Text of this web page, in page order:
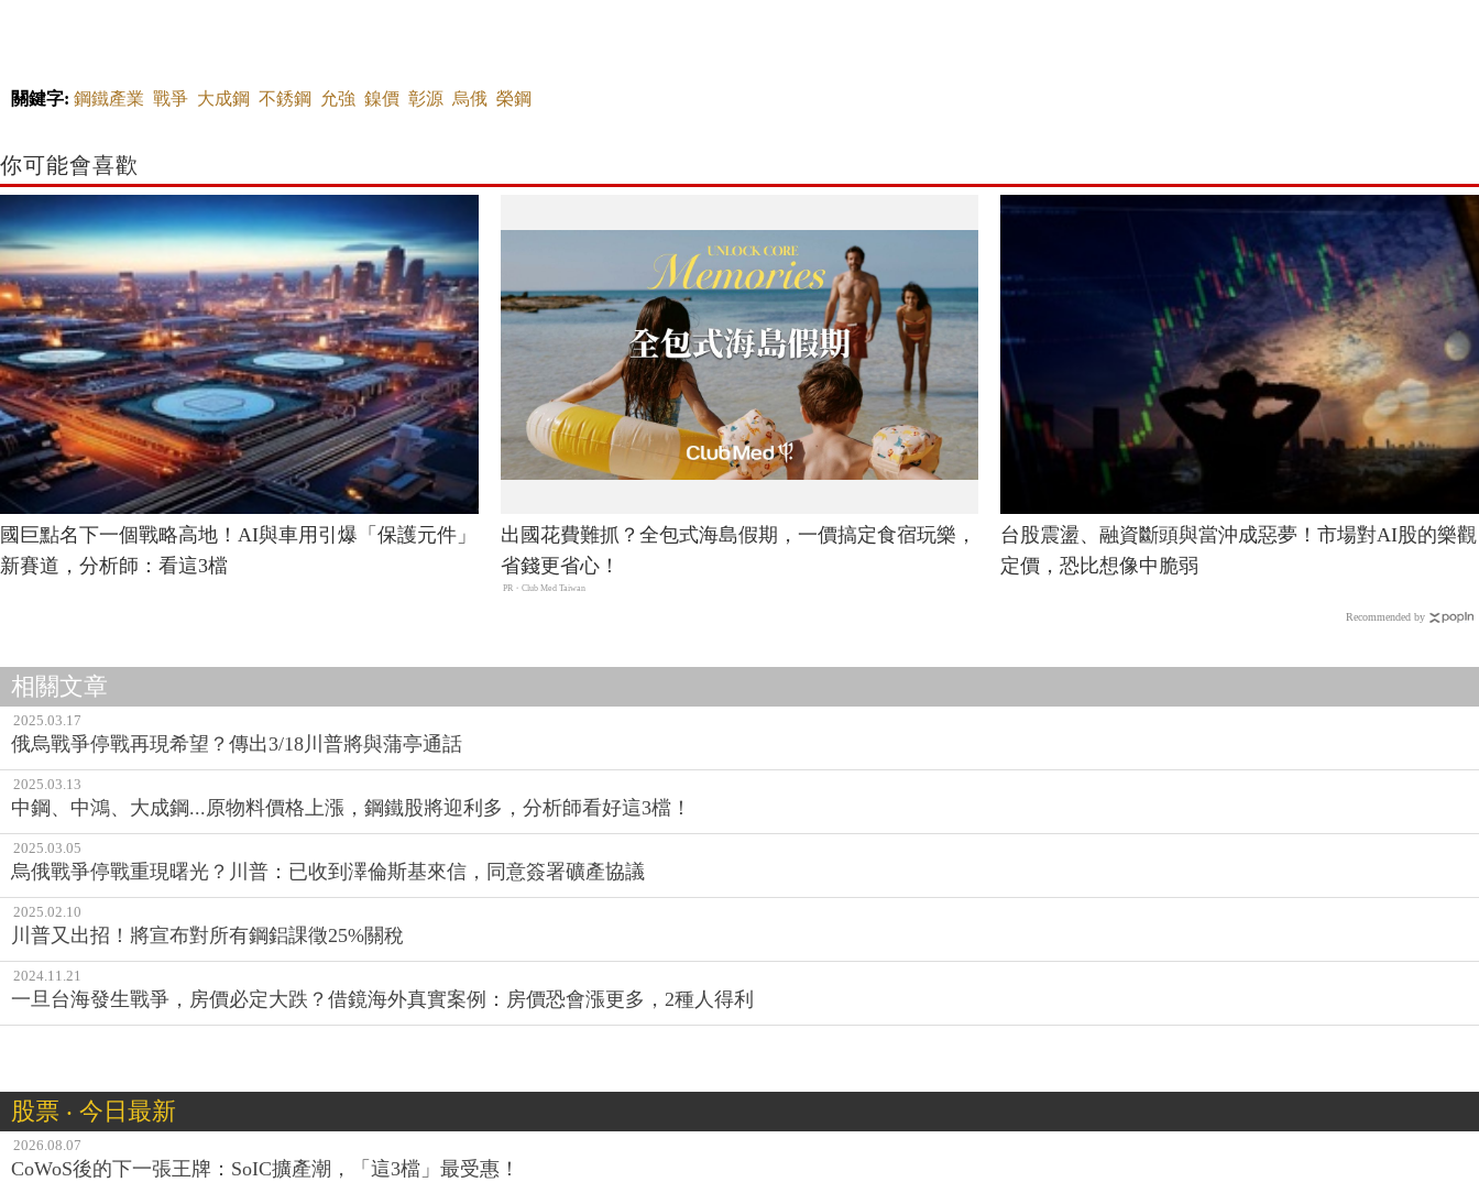
關鍵字: 鋼鐵產業 戰爭 大成鋼 不銹鋼 允強 鎳價 彰源 烏俄 榮鋼
你可能會喜歡
國巨點名下一個戰略高地！AI與車用引爆「保護元件」
新賽道，分析師：看這3檔
出國花費難抓？全包式海島假期，一價搞定食宿玩樂，
省錢更省心！
PR・Club Med Taiwan
台股震盪、融資斷頭與當沖成惡夢！市場對AI股的樂觀
定價，恐比想像中脆弱
Recommended by
相關文章
2025.03.17
俄烏戰爭停戰再現希望？傳出3/18川普將與蒲亭通話
2025.03.13
中鋼、中鴻、大成鋼...原物料價格上漲，鋼鐵股將迎利多，分析師看好這3檔！
2025.03.05
烏俄戰爭停戰重現曙光？川普：已收到澤倫斯基來信，同意簽署礦產協議
2025.02.10
川普又出招！將宣布對所有鋼鋁課徵25%關稅
2024.11.21
一旦台海發生戰爭，房價必定大跌？借鏡海外真實案例：房價恐會漲更多，2種人得利
股票 ‧ 今日最新
2026.08.07
CoWoS後的下一張王牌：SoIC擴產潮，「這3檔」最受惠！